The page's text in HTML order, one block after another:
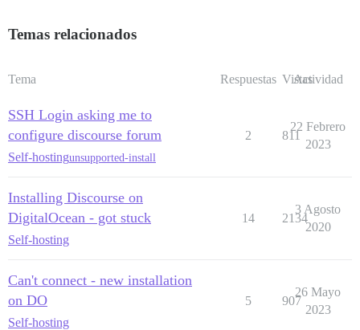
Temas relacionados
Tema Respuestas Vistas
Actividad
SSH Login asking me to
configure discourse forum
Self-hostingunsupported-install
2 811
22 Febrero
2023
Installing Discourse on
DigitalOcean - got stuck
Self-hosting
14 2134
3 Agosto
2020
Can't connect - new installation
on DO
Self-hosting
5 907
26 Mayo
2023